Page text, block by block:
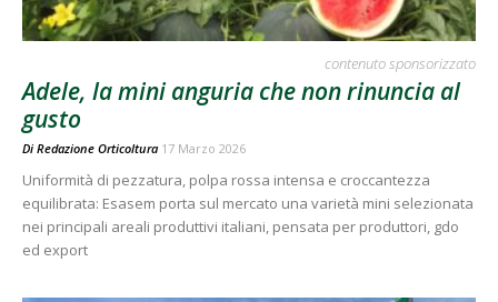
contenuto sponsorizzato
Adele, la mini anguria che non rinuncia al
gusto
Di Redazione Orticoltura 17 Marzo 2026
Uniformità di pezzatura, polpa rossa intensa e croccantezza
equilibrata: Esasem porta sul mercato una varietà mini selezionata
nei principali areali produttivi italiani, pensata per produttori, gdo
ed export